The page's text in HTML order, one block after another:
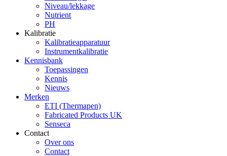
Niveau/lekkage
Nutrient
PH
Kalibratie
Kalibratieapparatuur
Instrumentkalibratie
Kennisbank
Toepassingen
Kennis
Nieuws
Merken
ETI (Thermapen)
Fabricated Products UK
Senseca
Contact
Over ons
Contact